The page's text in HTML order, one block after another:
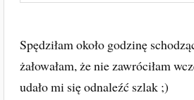
Spędziłam około godzinę
żałowałam, że nie zawróciłam
udało mi się odnaleźć szlak ;)